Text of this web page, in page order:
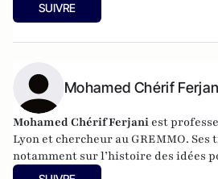
SUIVRE
Mohamed Chérif
Mohamed Chérif Ferjani est
Lyon et chercheur au GREMMO.
notamment sur l’histoire des idées
dans le monde musulman ainsi que